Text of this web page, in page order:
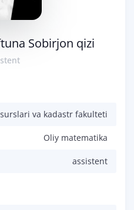
Sobirjon qizi
va kadastr fakulteti
Oliy matematika
assistent